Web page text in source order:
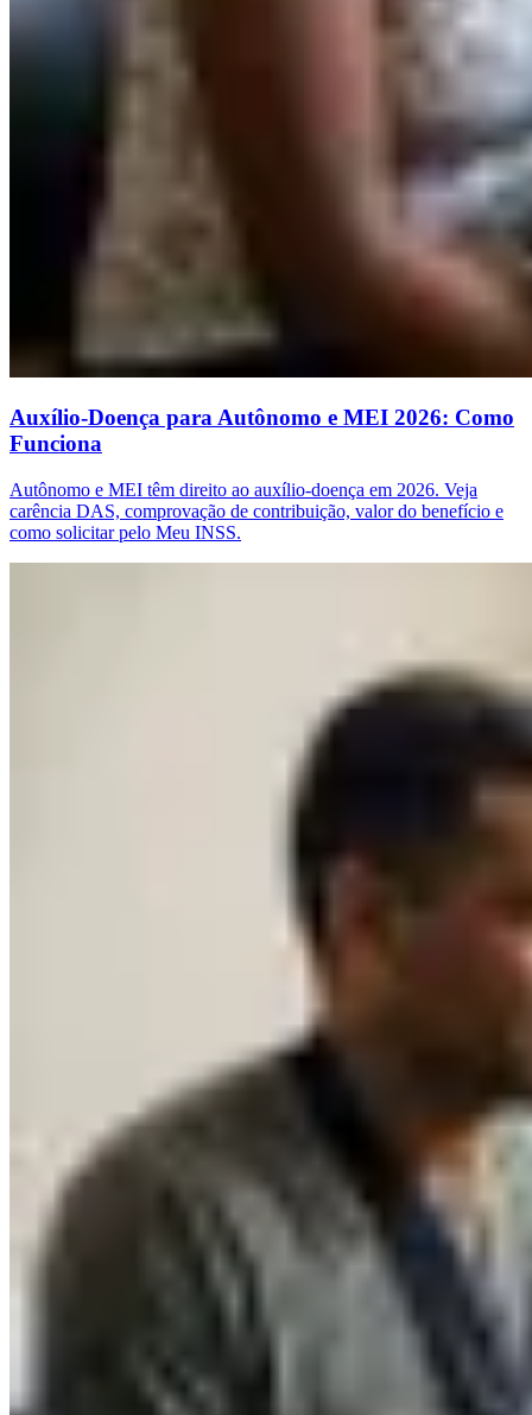
Auxílio-Doença para Autônomo e MEI 2026: Como
Funciona
Autônomo e MEI têm direito ao auxílio-doença em 2026. Veja
carência DAS, comprovação de contribuição, valor do benefício e
como solicitar pelo Meu INSS.